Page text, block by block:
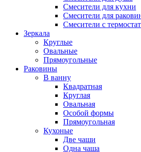
Смесители для кухни
Смесители для
Смесители с
Зеркала
Круглые
Овальные
Прямоугольные
Раковины
В ванну
Квадратная
Круглая
Овальная
Особой формы
Прямоугольная
Кухоные
Две чаши
Одна чаша